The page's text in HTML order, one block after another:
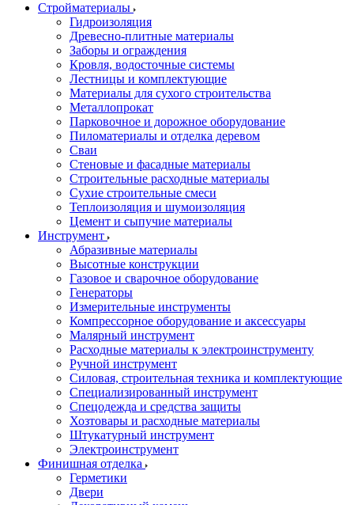
Стройматериалы
Гидроизоляция
Древесно-плитные материалы
Заборы и ограждения
Кровля, водосточные системы
Лестницы и комплектующие
Материалы для сухого строительства
Металлопрокат
Парковочное и дорожное оборудование
Пиломатериалы и отделка деревом
Сваи
Стеновые и фасадные материалы
Строительные расходные материалы
Сухие строительные смеси
Теплоизоляция и шумоизоляция
Цемент и сыпучие материалы
Инструмент
Абразивные материалы
Высотные конструкции
Газовое и сварочное оборудование
Генераторы
Измерительные инструменты
Компрессорное оборудование и аксессуары
Малярный инструмент
Расходные материалы к электроинструменту
Ручной инструмент
Силовая, строительная техника и комплектующие
Специализированный инструмент
Спецодежда и средства защиты
Хозтовары и расходные материалы
Штукатурный инструмент
Электроинструмент
Финишная отделка
Герметики
Двери